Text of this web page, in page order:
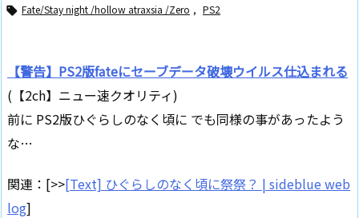
 Fate/Stay night /hollow atraxsia /Zero , PS2
【警告】PS2版fateにセーブデータ破壊ウイルス仕込まれる
(【2ch】ニュー速クオリティ)
前に PS2版ひぐらしのなく頃に でも同様の事があったよう
な…
関連：[>>[Text] ひぐらしのなく頃に祭祭？ | sideblue web
log]